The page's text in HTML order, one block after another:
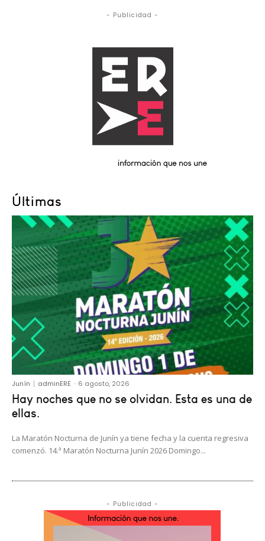
- Publicidad -
Últimas
Junín adminERE - 6 agosto, 2026
Hay noches que no se olvidan. Esta es una de
ellas.
La Maratón Nocturna de Junín ya tiene fecha y la cuenta regresiva
comenzó. 14.ª Maratón Nocturna Junín 2026 Domingo...
- Publicidad -